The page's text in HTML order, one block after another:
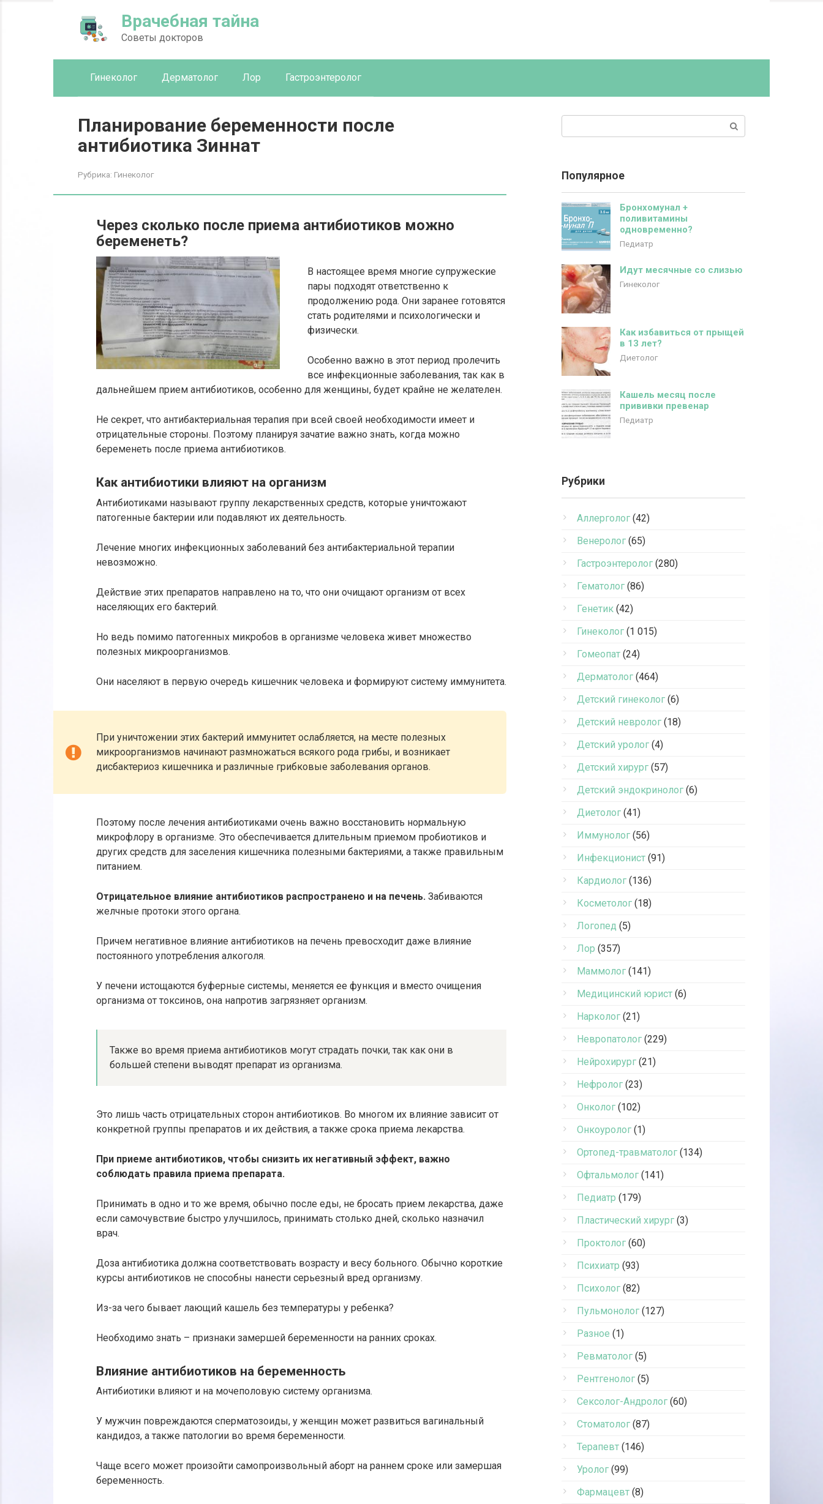
Врачебная тайна
Советы докторов
Гинеколог Дерматолог Лор Гастроэнтеролог
Планирование беременности после
антибиотика Зиннат
Рубрика: Гинеколог
Через сколько после приема антибиотиков можно
беременеть?
В настоящее время многие супружеские
пары подходят ответственно к
продолжению рода. Они заранее готовятся
стать родителями и психологически и
физически.
Особенно важно в этот период пролечить
все инфекционные заболевания, так как в
дальнейшем прием антибиотиков, особенно для женщины, будет крайне не желателен.
Не секрет, что антибактериальная терапия при всей своей необходимости имеет и
отрицательные стороны. Поэтому планируя зачатие важно знать, когда можно
беременеть после приема антибиотиков.
Как антибиотики влияют на организм
Антибиотиками называют группу лекарственных средств, которые уничтожают
патогенные бактерии или подавляют их деятельность.
Лечение многих инфекционных заболеваний без антибактериальной терапии
невозможно.
Действие этих препаратов направлено на то, что они очищают организм от всех
населяющих его бактерий.
Но ведь помимо патогенных микробов в организме человека живет множество
полезных микроорганизмов.
Они населяют в первую очередь кишечник человека и формируют систему иммунитета.
При уничтожении этих бактерий иммунитет ослабляется, на месте полезных
микроорганизмов начинают размножаться всякого рода грибы, и возникает
дисбактериоз кишечника и различные грибковые заболевания органов.
Поэтому после лечения антибиотиками очень важно восстановить нормальную
микрофлору в организме. Это обеспечивается длительным приемом пробиотиков и
других средств для заселения кишечника полезными бактериями, а также правильным
питанием.
Отрицательное влияние антибиотиков распространено и на печень. Забиваются
желчные протоки этого органа.
Причем негативное влияние антибиотиков на печень превосходит даже влияние
постоянного употребления алкоголя.
У печени истощаются буферные системы, меняется ее функция и вместо очищения
организма от токсинов, она напротив загрязняет организм.
Также во время приема антибиотиков могут страдать почки, так как они в
большей степени выводят препарат из организма.
Это лишь часть отрицательных сторон антибиотиков. Во многом их влияние зависит от
конкретной группы препаратов и их действия, а также срока приема лекарства.
При приеме антибиотиков, чтобы снизить их негативный эффект, важно
соблюдать правила приема препарата.
Принимать в одно и то же время, обычно после еды, не бросать прием лекарства, даже
если самочувствие быстро улучшилось, принимать столько дней, сколько назначил
врач.
Доза антибиотика должна соответствовать возрасту и весу больного. Обычно короткие
курсы антибиотиков не способны нанести серьезный вред организму.
Из-за чего бывает лающий кашель без температуры у ребенка?
Необходимо знать – признаки замершей беременности на ранних сроках.
Влияние антибиотиков на беременность
Антибиотики влияют и на мочеполовую систему организма.
У мужчин повреждаются сперматозоиды, у женщин может развиться вагинальный
кандидоз, а также патологии во время беременности.
Чаще всего может произойти самопроизвольный аборт на раннем сроке или замершая
беременность.
Популярное
Бронхомунал +
поливитамины
одновременно?
Педиатр
Идут месячные со слизью
Гинеколог
Как избавиться от прыщей
в 13 лет?
Диетолог
Кашель месяц после
прививки превенар
Педиатр
Рубрики
Аллерголог (42)
Венеролог (65)
Гастроэнтеролог (280)
Гематолог (86)
Генетик (42)
Гинеколог (1 015)
Гомеопат (24)
Дерматолог (464)
Детский гинеколог (6)
Детский невролог (18)
Детский уролог (4)
Детский хирург (57)
Детский эндокринолог (6)
Диетолог (41)
Иммунолог (56)
Инфекционист (91)
Кардиолог (136)
Косметолог (18)
Логопед (5)
Лор (357)
Маммолог (141)
Медицинский юрист (6)
Нарколог (21)
Невропатолог (229)
Нейрохирург (21)
Нефролог (23)
Онколог (102)
Онкоуролог (1)
Ортопед-травматолог (134)
Офтальмолог (141)
Педиатр (179)
Пластический хирург (3)
Проктолог (60)
Психиатр (93)
Психолог (82)
Пульмонолог (127)
Разное (1)
Ревматолог (5)
Рентгенолог (5)
Сексолог-Андролог (60)
Стоматолог (87)
Терапевт (146)
Уролог (99)
Фармацевт (8)